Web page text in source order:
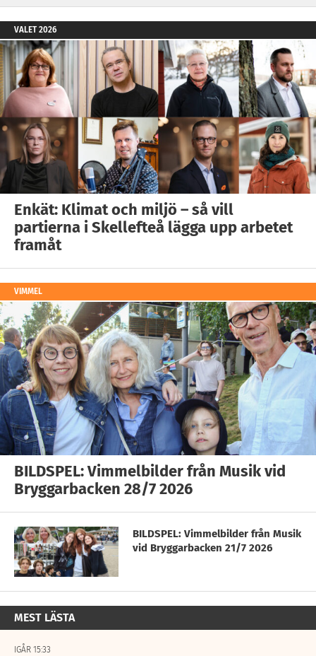
VALET 2026
Enkät: Klimat och miljö – så vill
partierna i Skellefteå lägga upp arbetet
framåt
VIMMEL
BILDSPEL: Vimmelbilder från Musik vid
Bryggarbacken 28/7 2026
BILDSPEL: Vimmelbilder från Musik
vid Bryggarbacken 21/7 2026
MEST LÄSTA
IGÅR 15:33